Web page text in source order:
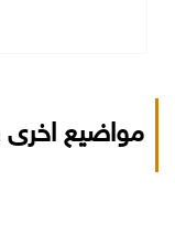
مواضيع اخرى